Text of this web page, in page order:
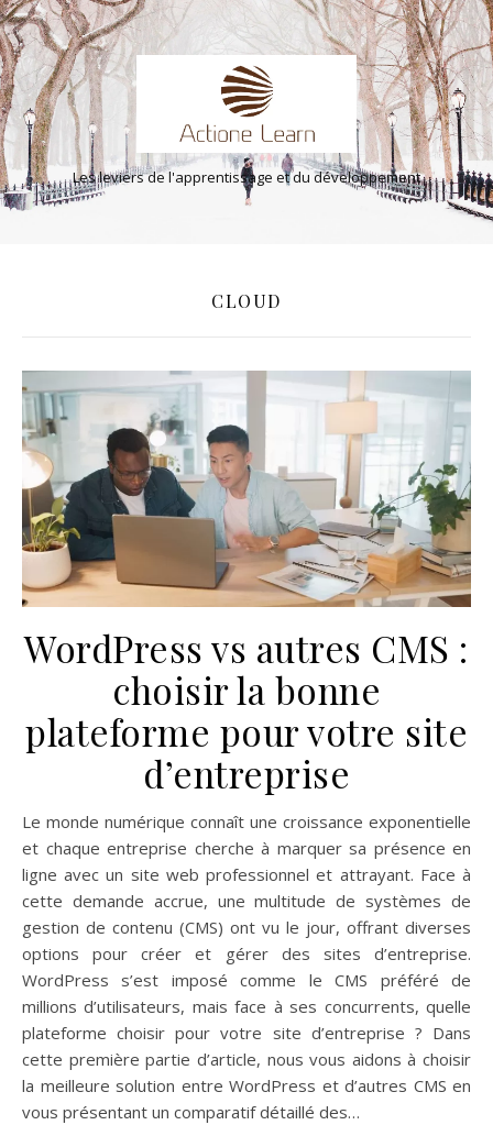
Les leviers de l'apprentissage et du développement
CLOUD
WordPress vs autres CMS :
choisir la bonne
plateforme pour votre site
d’entreprise
Le monde numérique connaît une croissance exponentielle
et chaque entreprise cherche à marquer sa présence en
ligne avec un site web professionnel et attrayant. Face à
cette demande accrue, une multitude de systèmes de
gestion de contenu (CMS) ont vu le jour, offrant diverses
options pour créer et gérer des sites d’entreprise.
WordPress s’est imposé comme le CMS préféré de
millions d’utilisateurs, mais face à ses concurrents, quelle
plateforme choisir pour votre site d’entreprise ? Dans
cette première partie d’article, nous vous aidons à choisir
la meilleure solution entre WordPress et d’autres CMS en
vous présentant un comparatif détaillé des…